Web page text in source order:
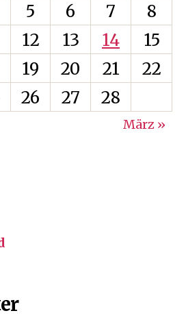
5 6 7
8
12 13 14
15
19 20 21
22
26 27 28
März »